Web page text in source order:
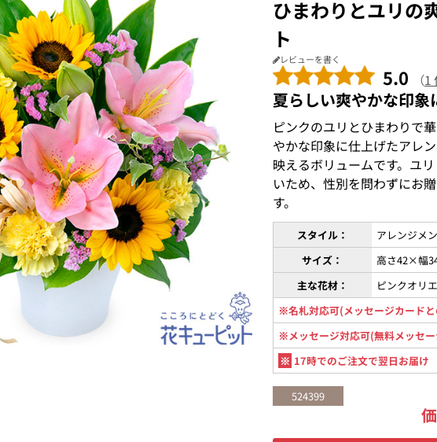
ひまわりとユリの
ト
レビューを書く
5.0 （1
夏らしい爽やかな印
ピンクのユリとひまわりで
やかな印象に仕上げたアレ
映えるボリュームです。ユ
いため、性別を問わずにお
す。
スタイル：
アレンジメ
サイズ：
高さ42×幅
主な花材：
ピンクオリ
※名札対応可(メッセージカード
※メッセージ対応可(無料メッセ
※ 17時でのご注文で翌日お届け
524399